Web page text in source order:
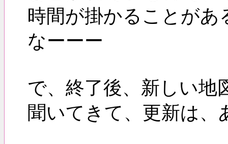
時間が掛かることが
なーーー
で、終了後、新しい
聞いてきて、更新は